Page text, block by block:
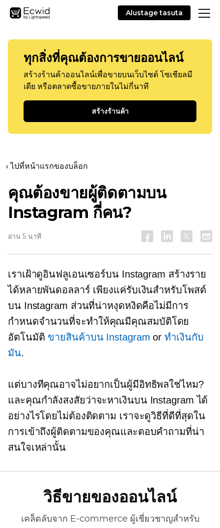
Alustage tasuta
ทุกสิ่งที่คุณต้องการขายออนไลน์
สร้างร้านค้าออนไลน์เพื่อขายบนเว็บไซต์ โซเชียลมี
เดีย หรือตลาดซื้อขายภายในไม่กี่นาที
สร้างร้านค้า
‹ ไปที่หน้าแรกของบล็อก
คุณต้องขายผู้ติดตามบน
Instagram กี่คน?
อ่าน 5 นาที
เราเฝ้าดูอินฟลูเอนเซอร์บน Instagram สร้างราย
ได้หลายพันดอลลาร์ เพียงแค่รับเงินสำหรับโพสต์
บน Instagram ส่วนที่น่าหงุดหงิดคือไม่มีการ
กำหนดจำนวนที่จะทำให้คุณมีคุณสมบัติโดย
อัตโนมัติ ขายสินค้าบน Instagram orทำเงินกับ
มัน.
แต่บางทีคุณอาจไม่อยากเป็นผู้มีอิทธิพลใช่ไหม?
และคุณกำลังสงสัยว่าจะหาเงินบน Instagram ได้
อย่างไรโดยไม่ต้องติดตาม เราจะดูวิธีที่ดีที่สุดใน
การเข้าถึงผู้ติดตามของคุณและตอบคำถามที่น่า
สนใจเหล่านั้น
วิธีขายของออนไลน์
เคล็ดลับจาก E-commerce ผู้เชี่ยวชาญสำหรับ